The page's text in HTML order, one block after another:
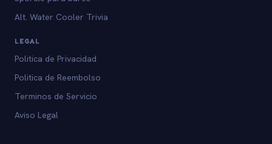
Alt. Water Cooler Trivia
LEGAL
Politica de Privacidad
Politica de Reembolso
Terminos de Servicio
Aviso Legal